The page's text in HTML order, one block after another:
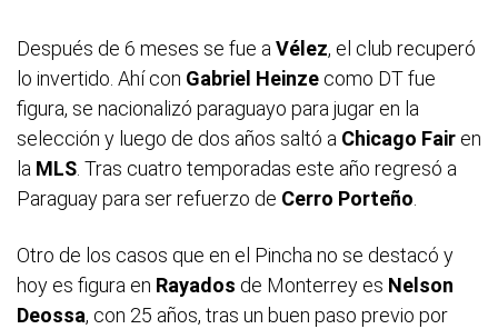
Después de 6 meses se fue a Vélez, el club recuperó
lo invertido. Ahí con Gabriel Heinze como DT fue
figura, se nacionalizó paraguayo para jugar en la
selección y luego de dos años saltó a Chicago Fair en
la MLS . Tras cuatro temporadas este año regresó a
Paraguay para ser refuerzo de Cerro Porteño
Otro de los casos que en el Pincha no se destacó y
hoy es figura en Rayados de Monterrey es Nelson
Deossa, con 25 años, tras un buen paso previo por